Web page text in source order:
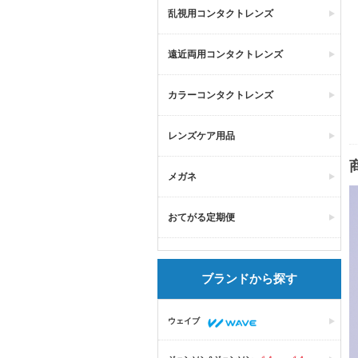
乱視用コンタクトレンズ
遠近両用コンタクトレンズ
カラーコンタクトレンズ
レンズケア用品
メガネ
おてがる定期便
ブランドから探す
ウェイブ